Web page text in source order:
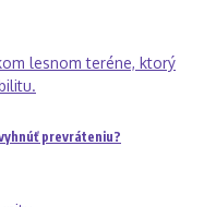
prevráteniu?